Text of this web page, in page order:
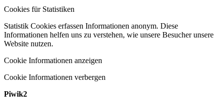
Cookies für Statistiken
Statistik Cookies erfassen Informationen anonym. Diese
Informationen helfen uns zu verstehen, wie unsere Besucher unsere
Website nutzen.
Cookie Informationen anzeigen
Cookie Informationen verbergen
Piwik2